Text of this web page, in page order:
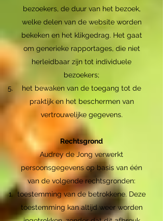
bezoekers, de duur van het bezoek,
welke delen van de website worden
bekeken en het klikgedrag. Het gaat
om generieke rapportages, die niet
herleidbaar zijn tot individuele
bezoekers;
het bewaken van de toegang tot de
praktijk en het beschermen van
vertrouwelijke gegevens.
Rechtsgrond
Audrey de Jong verwerkt
persoonsgegevens op basis van één
van de volgende rechtsgronden:
toestemming van de betrokkene. Deze
toestemming kan altijd weer worden